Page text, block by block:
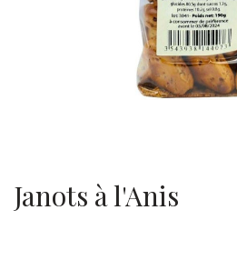
Janots à l'Anis